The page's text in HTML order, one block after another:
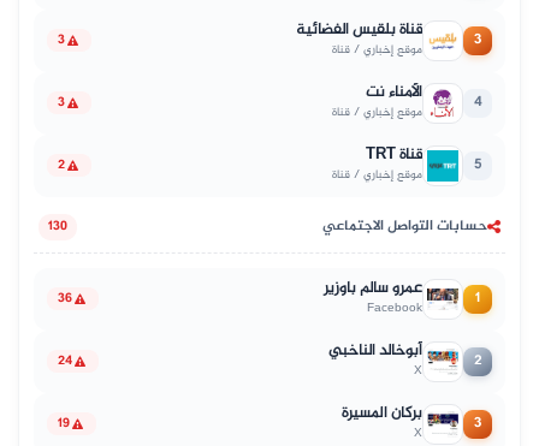
3 قناة بلقيس الفضائية
موقع إخباري / قناة 3
4 الأمناء نت
موقع إخباري / قناة 3
5 قناة TRT
موقع إخباري / قناة 2
حسابات التواصل الاجتماعي 130
1 عمرو سالم باوزير
Facebook
36
2 أبوخالد الناخبي
X
24
3 بركان المسيرة
X
19